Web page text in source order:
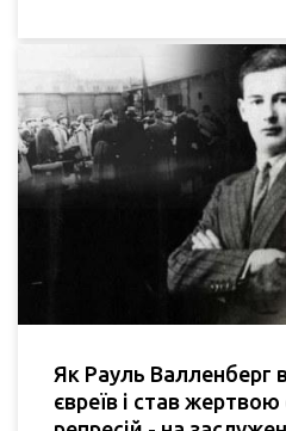
Як Рауль Валленберг
євреїв і став жертвою